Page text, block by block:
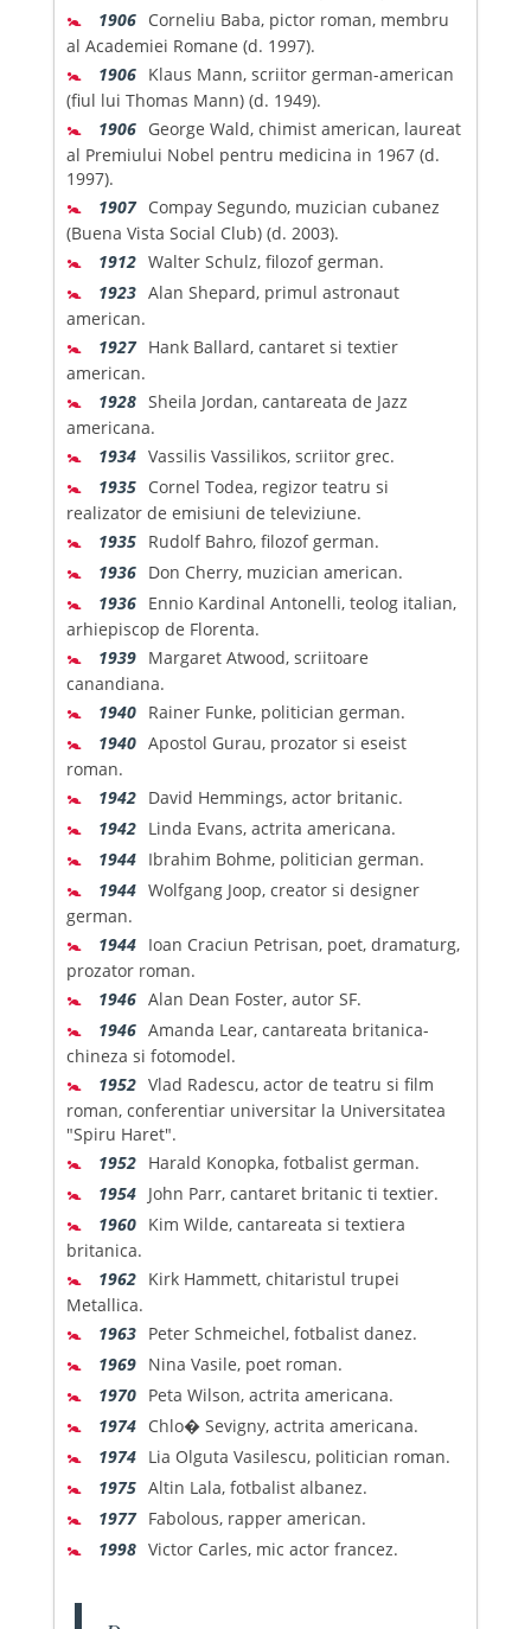
🚼 1906 Corneliu Baba, pictor roman, membru
al Academiei Romane (d. 1997).
🚼 1906 Klaus Mann, scriitor german-american
(fiul lui Thomas Mann) (d. 1949).
🚼 1906 George Wald, chimist american, laureat
al Premiului Nobel pentru medicina in 1967 (d.
1997).
🚼 1907 Compay Segundo, muzician cubanez
(Buena Vista Social Club) (d. 2003).
🚼 1912 Walter Schulz, filozof german.
🚼 1923 Alan Shepard, primul astronaut
american.
🚼 1927 Hank Ballard, cantaret si textier
american.
🚼 1928 Sheila Jordan, cantareata de Jazz
americana.
🚼 1934 Vassilis Vassilikos, scriitor grec.
🚼 1935 Cornel Todea, regizor teatru si
realizator de emisiuni de televiziune.
🚼 1935 Rudolf Bahro, filozof german.
🚼 1936 Don Cherry, muzician american.
🚼 1936 Ennio Kardinal Antonelli, teolog italian,
arhiepiscop de Florenta.
🚼 1939 Margaret Atwood, scriitoare
canandiana.
🚼 1940 Rainer Funke, politician german.
🚼 1940 Apostol Gurau, prozator si eseist
roman.
🚼 1942 David Hemmings, actor britanic.
🚼 1942 Linda Evans, actrita americana.
🚼 1944 Ibrahim Bohme, politician german.
🚼 1944 Wolfgang Joop, creator si designer
german.
🚼 1944 Ioan Craciun Petrisan, poet, dramaturg,
prozator roman.
🚼 1946 Alan Dean Foster, autor SF.
🚼 1946 Amanda Lear, cantareata britanica-
chineza si fotomodel.
🚼 1952 Vlad Radescu, actor de teatru si film
roman, conferentiar universitar la Universitatea
"Spiru Haret".
🚼 1952 Harald Konopka, fotbalist german.
🚼 1954 John Parr, cantaret britanic ti textier.
🚼 1960 Kim Wilde, cantareata si textiera
britanica.
🚼 1962 Kirk Hammett, chitaristul trupei
Metallica.
🚼 1963 Peter Schmeichel, fotbalist danez.
🚼 1969 Nina Vasile, poet roman.
🚼 1970 Peta Wilson, actrita americana.
🚼 1974 Chlo� Sevigny, actrita americana.
🚼 1974 Lia Olguta Vasilescu, politician roman.
🚼 1975 Altin Lala, fotbalist albanez.
🚼 1977 Fabolous, rapper american.
🚼 1998 Victor Carles, mic actor francez.